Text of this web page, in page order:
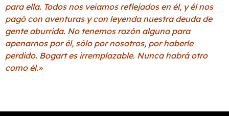
para ella. Todos nos veíamos reflejados en él, y él nos
pagó con aventuras y con leyenda nuestra deuda de
gente aburrida. No tenemos razón alguna para
apenarnos por él, sólo por nosotros, por haberle
perdido. Bogart es irremplazable. Nunca habrá otro
como él.»